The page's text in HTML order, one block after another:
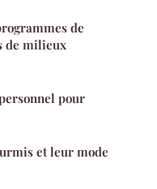
de
de milieux
pour
et leur mode